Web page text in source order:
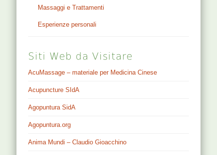
Massaggi e Trattamenti
Esperienze personali
Siti Web da Visitare
AcuMassage – materiale per Medicina Cinese
Acupuncture SIdA
Agopuntura SidA
Agopuntura.org
Anima Mundi – Claudio Gioacchino